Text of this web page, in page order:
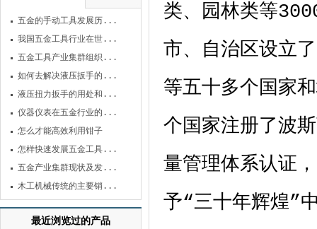
五金的手动工具发展历...
我国五金工具行业在世...
五金工具产业集群组织...
如何去解决液压扳手的...
液压扭力扳手的用处和...
仪器仪表在五金行业的...
怎么才能高效利用钳子
怎样快速发展五金工具...
五金产业集群现状及发...
木工机械传统的主要销...
最近浏览过的产品
类、园林类等
市、自治区设立
等五十多个国家
个国家注册了波
量管理体系认证，
予“三十年辉煌”